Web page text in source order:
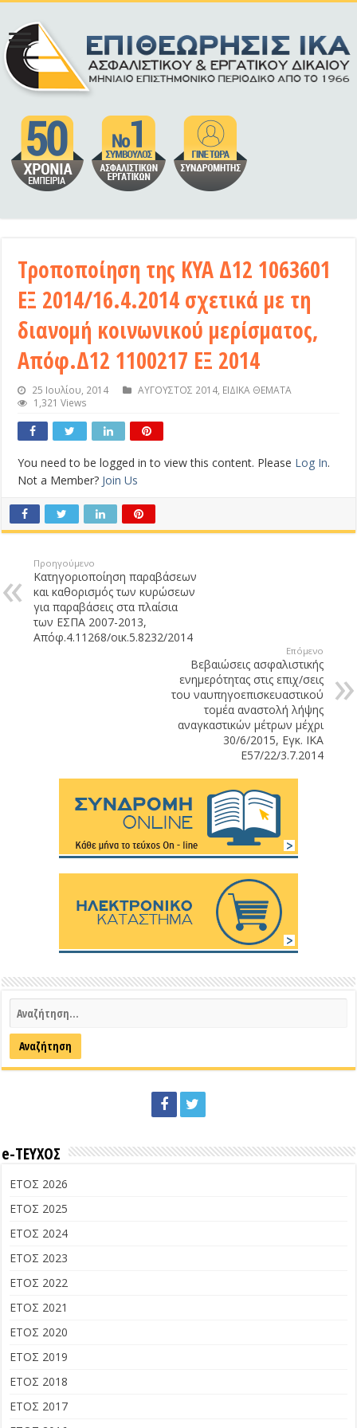
Τροποποίηση της ΚΥΑ Δ12 1063601
ΕΞ 2014/16.4.2014 σχετικά με τη
διανομή κοινωνικού μερίσματος,
Απόφ.Δ12 1100217 ΕΞ 2014
25 Ιουλίου, 2014 ΑΥΓΟΥΣΤΟΣ 2014, ΕΙΔΙΚΑ ΘΕΜΑΤΑ
1,321 Views
You need to be logged in to view this content. Please Log In.
Not a Member? Join Us
Προηγούμενο
Κατηγοριοποίηση παραβάσεων
και καθορισμός των κυρώσεων
για παραβάσεις στα πλαίσια
των ΕΣΠΑ 2007-2013,
Απόφ.4.11268/οικ.5.8232/2014
Επόμενο
Βεβαιώσεις ασφαλιστικής
ενημερότητας στις επιχ/σεις
του ναυπηγοεπισκευαστικού
τομέα αναστολή λήψης
αναγκαστικών μέτρων μέχρι
30/6/2015, Εγκ. ΙΚΑ
Ε57/22/3.7.2014
e-ΤΕΥΧΟΣ
ΕΤΟΣ 2026
ΕΤΟΣ 2025
ΕΤΟΣ 2024
ΕΤΟΣ 2023
ΕΤΟΣ 2022
ΕΤΟΣ 2021
ΕΤΟΣ 2020
ΕΤΟΣ 2019
ΕΤΟΣ 2018
ΕΤΟΣ 2017